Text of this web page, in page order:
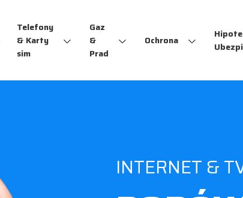
Telefony
& Karty
sim
Gaz
&
Prad
Ochrona
INTERNET &